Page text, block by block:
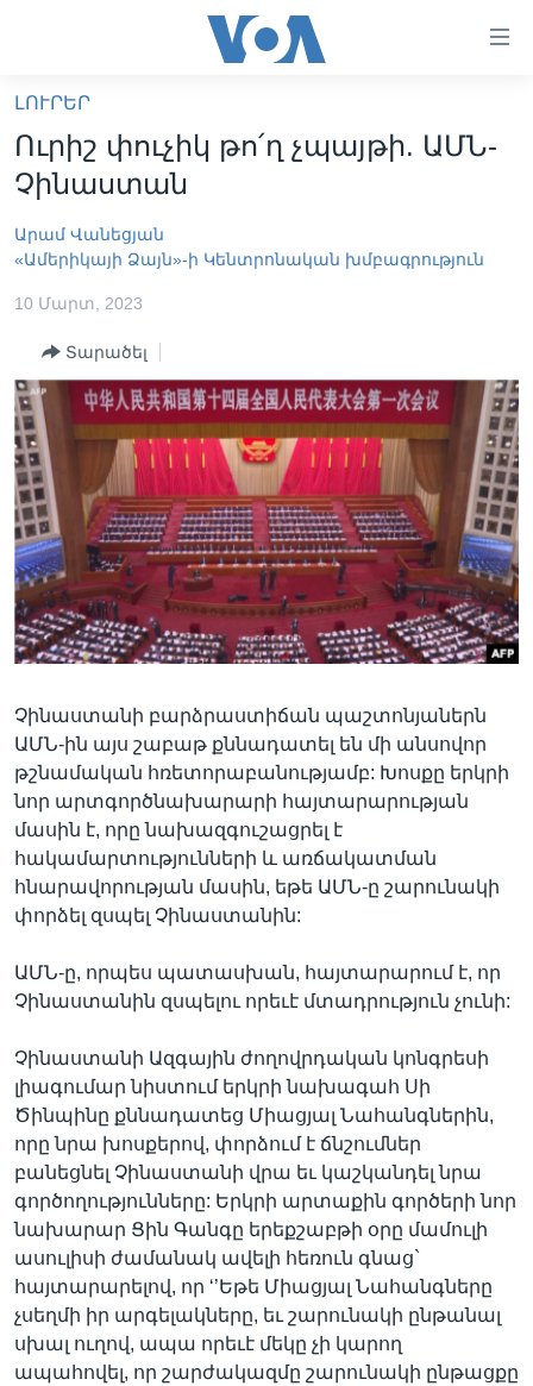
հիմնական
բովանդակությանը
անցնել
հիմնական
բովանդակությանը
հիմնական
ԼՈՒՐԵՐ
ՏԵՍԱՆՅՈՒԹԵՐ
ՖԻԼՄԵՐ
IN ENGLISH
ՄԵՐ ՄԱՍԻՆ
«ԱՄԵՐԻԿԱՅԻ ՁԱՅՆ»-Ի ԿԱՆՈՆԱԴՐՈՒԹՅՈՒՆ
ԿԱՊ ՄԵԶ ՀԵՏ
ՈՒԿՐԱԻՆԱԿԱՆ ՊԱՏԵՐԱԶՄ
Learning English
ՀԵՏԵՒԵՔ ՄԵԶ
Լեզուներ
ԼՈՒՐԵՐ
Ուրիշ փուչիկ թո՛ղ չպայթի. ԱՄՆ-
Չինաստան
Արամ Վանեցյան
«Ամերիկայի Ձայն»-ի Կենտրոնական խմբագրություն
10 Մարտ, 2023
Տարածել
Չինաստանի բարձրաստիճան պաշտոնյաներն
ԱՄՆ-ին այս շաբաթ քննադատել են մի անսովոր
թշնամական հռետորաբանությամբ: Խոսքը երկրի
նոր արտգործնախարարի հայտարարության
մասին է, որը նախազգուշացրել է
հակամարտությունների և առճակատման
հնարավորության մասին, եթե ԱՄՆ-ը շարունակի
փորձել զսպել Չինաստանին:
ԱՄՆ-ը, որպես պատասխան, հայտարարում է, որ
Չինաստանին զսպելու որեւէ մտադրություն չունի:
Չինաստանի Ազգային ժողովրդական կոնգրեսի
լիագումար նիստում երկրի նախագահ Սի
Ծինպինը քննադատեց Միացյալ Նահանգներին,
որը նրա խոսքերով, փորձում է ճնշումներ
բանեցնել Չինաստանի վրա եւ կաշկանդել նրա
գործողությունները: Երկրի արտաքին գործերի նոր
նախարար Ցին Գանգը երեքշաբթի օրը մամուլի
ասուլիսի ժամանակ ավելի հեռուն գնաց`
հայտարարելով, որ ‘’Եթե Միացյալ Նահանգները
չսեղմի իր արգելակները, եւ շարունակի ընթանալ
սխալ ուղով, ապա որեւէ մեկը չի կարող
ապահովել, որ շարժակազմը շարունակի ընթացքը